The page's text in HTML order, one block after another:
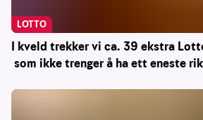
I kveld trekker vi ca. 39 ekstra
som ikke trenger å ha ett eneste
LOTTO